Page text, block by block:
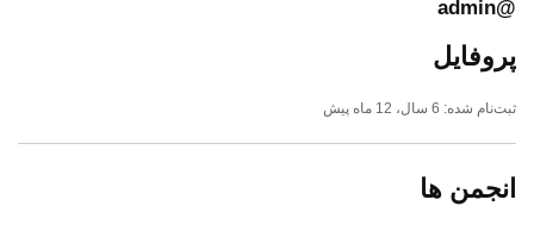
@admin
پروفایل
ثبت‌نام شده: 6 سال، 12 ماه پیش
انجمن ها